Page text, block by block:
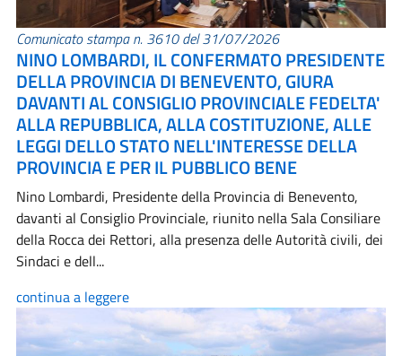
Comunicato stampa n. 3610 del 31/07/2026
NINO LOMBARDI, IL CONFERMATO PRESIDENTE
DELLA PROVINCIA DI BENEVENTO, GIURA
DAVANTI AL CONSIGLIO PROVINCIALE FEDELTA'
ALLA REPUBBLICA, ALLA COSTITUZIONE, ALLE
LEGGI DELLO STATO NELL'INTERESSE DELLA
PROVINCIA E PER IL PUBBLICO BENE
Nino Lombardi, Presidente della Provincia di Benevento,
davanti al Consiglio Provinciale, riunito nella Sala Consiliare
della Rocca dei Rettori, alla presenza delle Autorità civili, dei
Sindaci e dell...
continua a leggere